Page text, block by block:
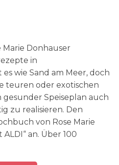
Marie Donhauser
in
wie Sand am Meer, doch
teuren oder exotischen
gesunder Speiseplan auch
zu realisieren. Den
von Rose Marie
an. Über 100